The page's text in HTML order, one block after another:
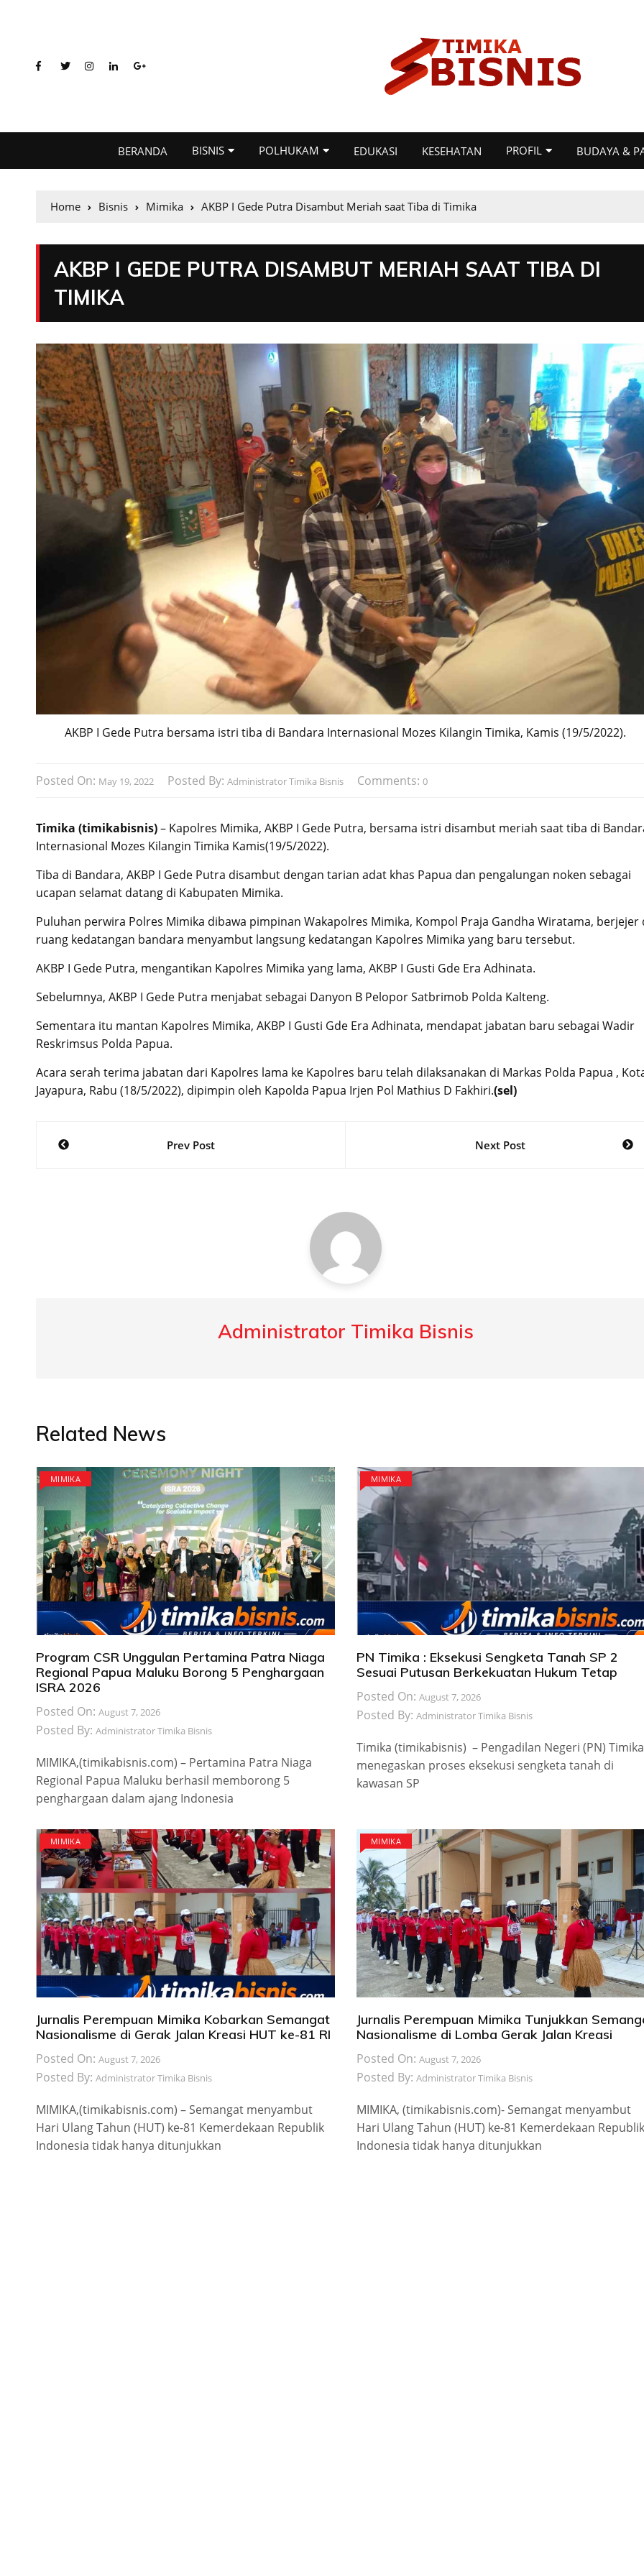
BERANDA BISNIS POLHUKAM EDUKASI KESEHATAN PROFIL BUDAYA &
Home Bisnis Mimika AKBP I Gede Putra Disambut Meriah saat Tiba di Timika
AKBP I GEDE PUTRA DISAMBUT MERIAH SAAT TIBA DI
TIMIKA
AKBP I Gede Putra bersama istri tiba di Bandara Internasional Mozes Kilangin Timika, Kamis (19/5/2022).
Posted On: May 19, 2022 Posted By: Administrator Timika Bisnis Comments: 0
Timika (timikabisnis)– Kapolres Mimika, AKBP I Gede Putra, bersama istri disambut meriah saat tiba di
Internasional Mozes Kilangin Timika Kamis(19/5/2022).
Tiba di Bandara, AKBP I Gede Putra disambut dengan tarian adat khas Papua dan pengalungan noken sebagai
ucapan selamat datang di Kabupaten Mimika.
Puluhan perwira Polres Mimika dibawa pimpinan Wakapolres Mimika, Kompol Praja Gandha Wiratama, berjejer
ruang kedatangan bandara menyambut langsung kedatangan Kapolres Mimika yang baru tersebut.
AKBP I Gede Putra, mengantikan Kapolres Mimika yang lama, AKBP I Gusti Gde Era Adhinata.
Sebelumnya, AKBP I Gede Putra menjabat sebagai Danyon B Pelopor Satbrimob Polda Kalteng.
Sementara itu mantan Kapolres Mimika, AKBP I Gusti Gde Era Adhinata, mendapat jabatan baru sebagai Wadir
Reskrimsus Polda Papua.
Acara serah terima jabatan dari Kapolres lama ke Kapolres baru telah dilaksanakan di Markas Polda Papua ,
Jayapura, Rabu (18/5/2022), dipimpin oleh Kapolda Papua Irjen Pol Mathius D Fakhiri.(sel)
Post
Prev Post Next Post
Administrator Timika Bisnis
Related News
MIMIKA
Program CSR Unggulan Pertamina Patra Niaga
Regional Papua Maluku Borong 5 Penghargaan
ISRA 2026
Posted On: August 7, 2026
Posted By: Administrator Timika Bisnis
MIMIKA,(timikabisnis.com) – Pertamina Patra Niaga
Regional Papua Maluku berhasil memborong 5
penghargaan dalam ajang Indonesia
MIMIKA
PN Timika : Eksekusi Sengketa Tanah SP 2
Sesuai Putusan Berkekuatan Hukum Tetap
Posted On: August 7, 2026
Posted By: Administrator Timika Bisnis
Timika (timikabisnis) – Pengadilan Negeri (PN) Timika
menegaskan proses eksekusi sengketa tanah di
kawasan SP
MIMIKA
Jurnalis Perempuan Mimika Kobarkan Semangat
Nasionalisme di Gerak Jalan Kreasi HUT ke-81 RI
Posted On: August 7, 2026
Posted By: Administrator Timika Bisnis
MIMIKA,(timikabisnis.com) – Semangat menyambut
Hari Ulang Tahun (HUT) ke-81 Kemerdekaan Republik
Indonesia tidak hanya ditunjukkan
MIMIKA
Jurnalis Perempuan Mimika Tunjukkan
Nasionalisme di Lomba Gerak Jalan Kreasi
Posted On: August 7, 2026
Posted By: Administrator Timika Bisnis
MIMIKA, (timikabisnis.com)- Semangat menyambut
Hari Ulang Tahun (HUT) ke-81 Kemerdekaan Republik
Indonesia tidak hanya ditunjukkan